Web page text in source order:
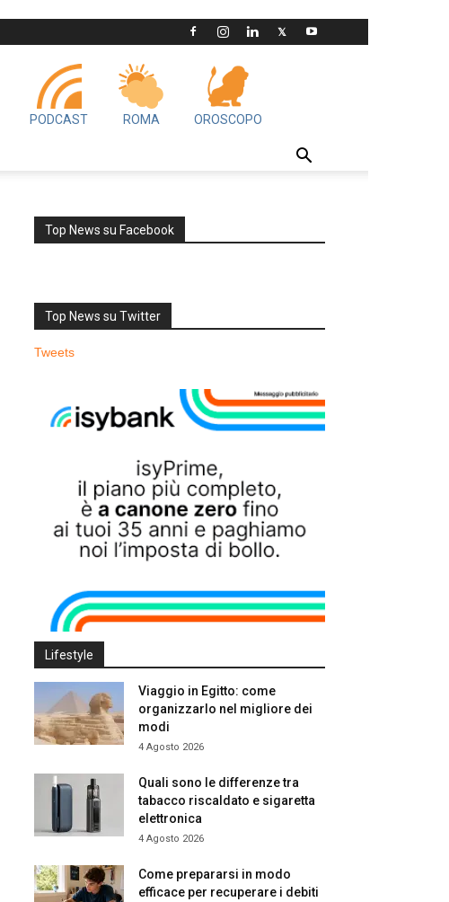
PODCAST ROMA OROSCOPO
Top News su Facebook
Top News su Twitter
Tweets
Lifestyle
Viaggio in Egitto: come
organizzarlo nel migliore dei
modi
4 Agosto 2026
Quali sono le differenze tra
tabacco riscaldato e sigaretta
elettronica
4 Agosto 2026
Come prepararsi in modo
efficace per recuperare i debiti